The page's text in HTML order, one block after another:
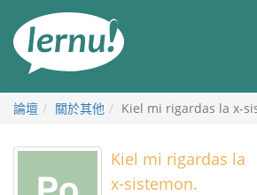
論壇 關於其他 Kiel mi rigardas la x-
Kiel mi rigardas la
x-sistemon.